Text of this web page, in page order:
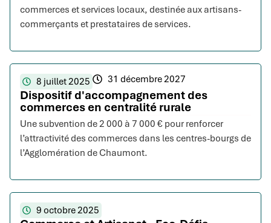
commerces et services locaux, destinée aux artisans-
commerçants et prestataires de services.
8 juillet 2025 31 décembre 2027
Dispositif d'accompagnement des
commerces en centralité rurale
Une subvention de 2 000 à 7 000 € pour renforcer
l’attractivité des commerces dans les centres-bourgs de
l’Agglomération de Chaumont.
9 octobre 2025